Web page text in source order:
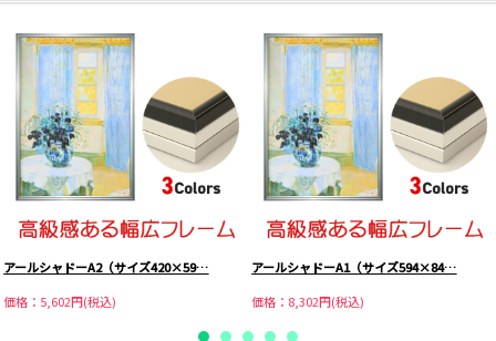
アールシャドーA2（サイズ420×59…
価格：5,602円(税込)
アールシャドーA1（サイズ594×84…
価格：8,302円(税込)